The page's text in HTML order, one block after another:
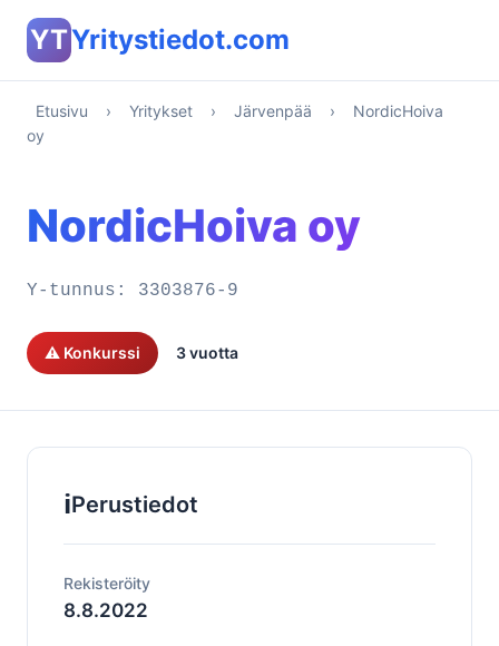
YTYritystiedot.com
Etusivu › Yritykset › Järvenpää ›
NordicHoiva
oy
NordicHoiva oy
Y-tunnus: 3303876-9
⚠️ Konkurssi 3 vuotta
ℹ️Perustiedot
Rekisteröity
8.8.2022